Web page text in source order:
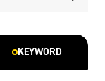
KEYWORD